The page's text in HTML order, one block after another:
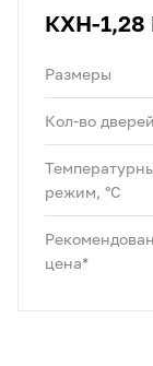
КХН-1,28
Размеры
Кол-во дверей
режим, °C
цена*